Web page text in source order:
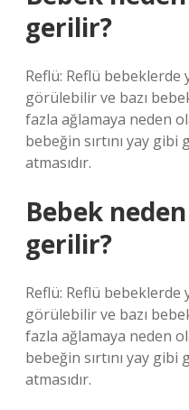
gerilir?
Reflü: Reflü bebeklerde
görülebilir ve bazı
fazla ağlamaya neden
bebeğin sırtını yay gibi
atmasıdır.
Bebek
gerilir?
Reflü: Reflü bebeklerde
görülebilir ve bazı
fazla ağlamaya neden
bebeğin sırtını yay gibi
atmasıdır.